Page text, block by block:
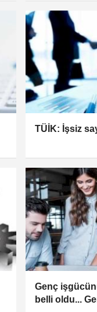
TÜİK: İşsiz
Genç
belli oldu...